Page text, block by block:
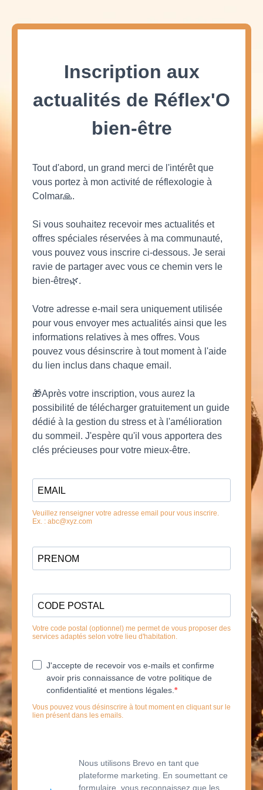
Inscription aux
actualités de Réflex'O
bien-être
Tout d'abord, un grand merci de l'intérêt que
vous portez à mon activité de réflexologie à
Colmar🙏.
Si vous souhaitez recevoir mes actualités et
offres spéciales réservées à ma communauté,
vous pouvez vous inscrire ci-dessous. Je serai
ravie de partager avec vous ce chemin vers le
bien-être🌿.
Votre adresse e-mail sera uniquement utilisée
pour vous envoyer mes actualités ainsi que les
informations relatives à mes offres. Vous
pouvez vous désinscrire à tout moment à l'aide
du lien inclus dans chaque email.
🎁Après votre inscription, vous aurez la
possibilité de télécharger gratuitement un guide
dédié à la gestion du stress et à l'amélioration
du sommeil. J'espère qu'il vous apportera des
clés précieuses pour votre mieux-être.
Veuillez renseigner votre adresse email pour vous inscrire.
Ex. : abc@xyz.com
Votre code postal (optionnel) me permet de vous proposer des
services adaptés selon votre lieu d'habitation.
J'accepte de recevoir vos e-mails et confirme
avoir pris connaissance de votre politique de
confidentialité et mentions légales.
Vous pouvez vous désinscrire à tout moment en cliquant sur le
lien présent dans les emails.
Nous utilisons Brevo en tant que
plateforme marketing. En soumettant ce
formulaire, vous reconnaissez que les